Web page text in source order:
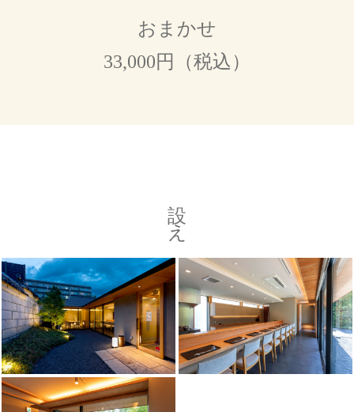
おまかせ
33,000円（税込）
設え